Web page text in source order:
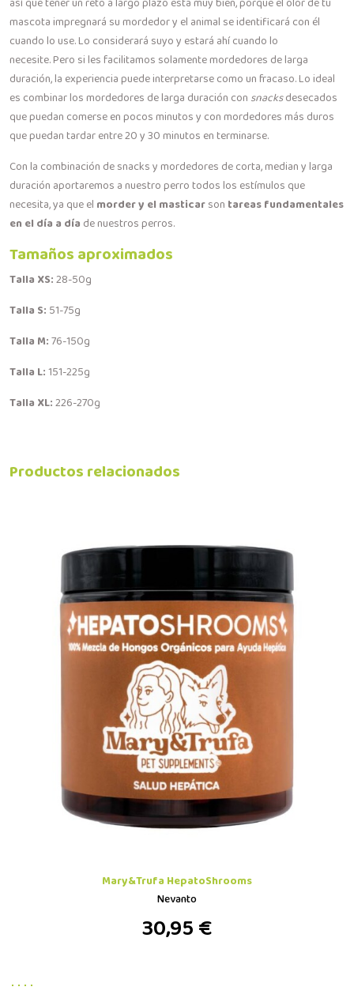
mascota impregnará su mordedor y el animal se identificará con él
cuando lo use. Lo considerará suyo y estará ahí cuando lo
necesite. Pero si les facilitamos solamente mordedores de larga
duración, la experiencia puede interpretarse como un fracaso. Lo ideal
es combinar los mordedores de larga duración con snacksdesecados
que puedan comerse en pocos minutos y con mordedores más duros
que puedan tardar entre 20 y 30 minutos en terminarse.
Con la combinación de snacks y mordedores de corta, median y larga
duración aportaremos a nuestro perro todos los estímulos que
necesita, ya que el morder y el masticarson tareas fundamentales
en el día a día de nuestros perros.
Tamaños aproximados
Talla XS:28-50g
Talla S: 51-75g
Talla M:76-150g
Talla L:151-225g
Talla XL:226-270g
Productos relacionados
Mary&Trufa HepatoShrooms
Nevanto
30,95 €